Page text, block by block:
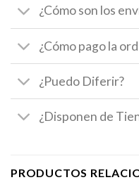
¿Cómo son los
¿Cómo pago la
¿Puedo Diferir?
¿Disponen de
PRODUCTOS